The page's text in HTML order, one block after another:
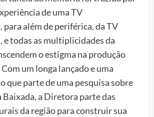
de uma TV
além de periférica, da TV
e todas as multiplicidades da
o estigma na produção
um longa lançado e uma
que parte de uma pesquisa sobre
Baixada, a Diretora parte das
da região para construir sua